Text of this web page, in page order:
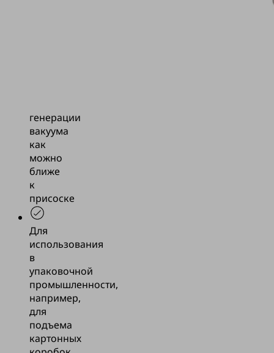
генерации
вакуума
как
можно
ближе
к
присоске
Для
использования
в
упаковочной
промышленности,
например,
для
подъема
картонных